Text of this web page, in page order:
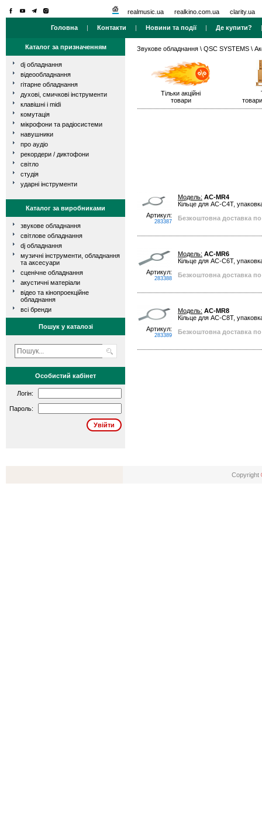
realmusic.ua realkino.com.ua clarity.ua
Головна | Контакти | Новини та події| Де купити?
Каталог за призначенням
dj обладнання
відеообладнання
гітарне обладнання
духові, смичкові інструменти
клавішні і midi
комутація
мікрофони та радіосистеми
навушники
про аудіо
рекордери / диктофони
світло
студія
ударні інструменти
Каталог за виробниками
звукове обладнання
світлове обладнання
dj обладнання
музичні інструменти, обладнання
та аксесуари
сценічне обладнання
акустичні матеріали
відео та кінопроекційне
обладнання
всі бренди
Пошук у каталозі
Особистий кабінет
Логін:
Пароль:
Звукове обладнання \ QSC SYSTEMS \
Тільки акційні
товари
Артикул:
283387
Модель: AC-MR4
Кільце для AC-С4Т,
Безкоштовна доставка по
Артикул:
283388
Модель: AC-MR6
Кільце для AC-С6Т,
Безкоштовна доставка по
Артикул:
283389
Модель: AC-MR8
Кільце для AC-С8Т,
Безкоштовна доставка по
Copyright